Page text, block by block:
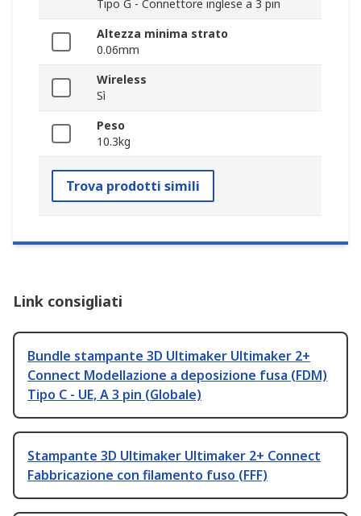
Tipo G - Connettore inglese a 3 pin
Altezza minima strato
0.06mm
Wireless
Sì
Peso
10.3kg
Trova prodotti simili
Link consigliati
Bundle stampante 3D Ultimaker Ultimaker 2+
Connect Modellazione a deposizione fusa (FDM)
Tipo C - UE, A 3 pin (Globale)
Stampante 3D Ultimaker Ultimaker 2+ Connect
Fabbricazione con filamento fuso (FFF)